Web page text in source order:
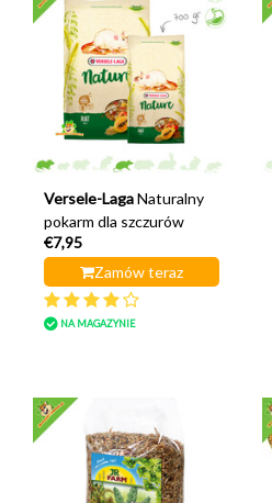
Versele-Laga Naturalny
pokarm dla szczurów
€7,95
Zamów teraz
NA MAGAZYNIE